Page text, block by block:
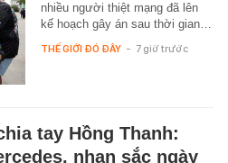
nhiều người thiệt mạng đã lên
kế hoạch gây án sau thời gian…
THẾ GIỚI ĐÓ ĐÂY - 7 giờ trước
tay Hồng Thanh:
nhan sắc ngày